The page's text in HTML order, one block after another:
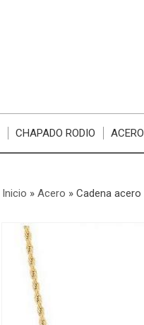
CHAPADO RODIO ACERO
Inicio » Acero » Cadena